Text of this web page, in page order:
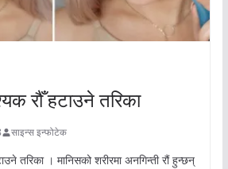
रौँ हटाउने तरिका
साइन्स इन्फोटेक
तरिका । मानिसको शरीरमा अनगिन्ती रौं हुन्छन्